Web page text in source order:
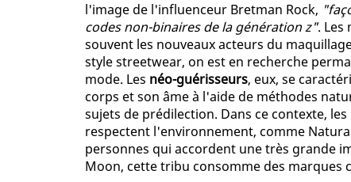
l'image de l'influenceur Bretman Rock,
codes non-binaires de la génération z". Les
souvent les nouveaux acteurs du
style streetwear, on est en recherche
mode. Les néo-guérisseurs, eux, se
corps et son âme à l'aide de méthodes
sujets de prédilection. Dans ce contexte,
respectent l'environnement, comme
personnes qui accordent une très grande
Moon, cette tribu consomme des marques